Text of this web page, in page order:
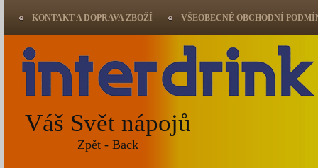
KONTAKT A DOPRAVA ZBOŽÍ VŠEOBECNÉ OBCHODNÍ
Váš Svět nápojů
Zpět - Back